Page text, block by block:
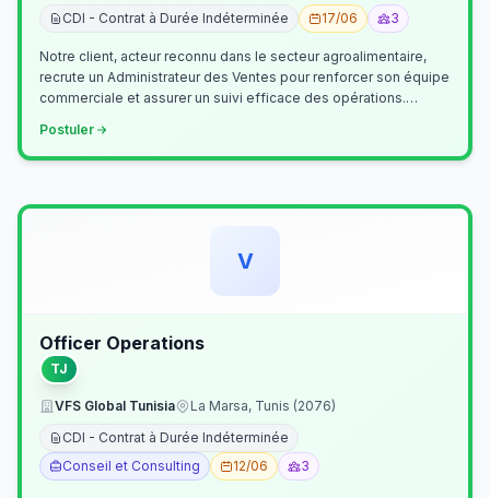
CDI - Contrat à Durée Indéterminée
17/06 3
Notre client, acteur reconnu dans le secteur agroalimentaire,
recrute un Administrateur des Ventes pour renforcer son équipe
commerciale et assurer un suivi efficace des opérations.
Postuler
V
Officer Operations
TJ
VFS Global Tunisia
La Marsa, Tunis (2076)
CDI - Contrat à Durée Indéterminée
Conseil et Consulting
12/06 3